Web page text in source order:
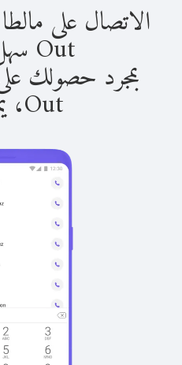
Out سهل للغاية.
Out، يمكنك: